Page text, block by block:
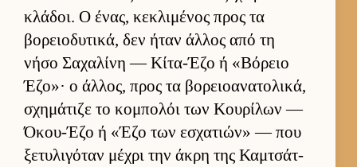
κλάδοι. Ο ένας, κεκλιμένος προς τα
βορειο­δυτικά, δεν ήταν άλ­λος από τη
νήσο Σαχαλίνη — Κίτα-Έζο ή «Βόρειο
Έζο»· ο άλ­λος, προς τα βορειο­ανατολικά,
σχημάτιζε το κομπολόι των Κου­ρίλων —
Όκου-Έζο ή «Έζο των εσχατιών» — που
ξετυλιγόταν μέχρι την άκρη της Καμ­τσάτ­